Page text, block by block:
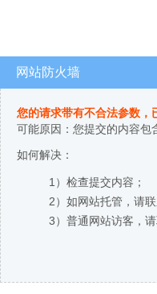
网站防火墙
您的请求带有不合法参数，
可能原因：您提交的内容包
如何解决：
1）检查提交内容；
2）如网站托管，请
3）普通网站访客，